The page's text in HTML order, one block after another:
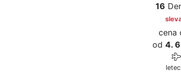
16
cena
od 4.